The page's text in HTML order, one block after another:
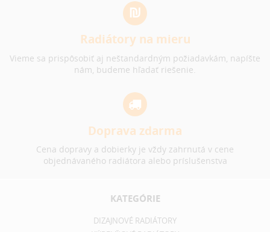
Radiátory na mieru
Vieme sa prispôsobiť aj neštandardným požiadavkám, napíšte
nám, budeme hľadať riešenie.
Doprava zdarma
Cena dopravy a dobierky je vždy zahrnutá v cene
objednávaného radiátora alebo príslušenstva
KATEGÓRIE
DIZAJNOVÉ RADIÁTORY